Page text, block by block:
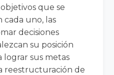
que se
cada uno, las
decisiones
su posición
lograr sus metas
reestructuración de